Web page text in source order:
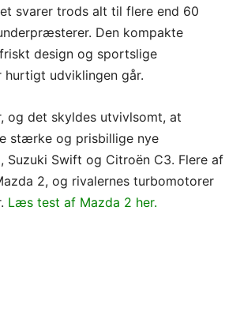
svarer trods alt til flere end 60
Den kompakte
design og sportslige
hurtigt udviklingen går.
og det skyldes utvivlsomt, at
stærke og prisbillige nye
Suzuki Swift og Citroën C3. Flere af
2, og rivalernes turbomotorer
Læs test af Mazda 2 her.